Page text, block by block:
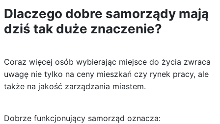
Dlaczego dobre samorządy mają
dziś tak duże znaczenie?
Coraz więcej osób wybierając miejsce do życia zwraca
uwagę nie tylko na ceny mieszkań czy rynek pracy, ale
także na jakość zarządzania miastem.
Dobrze funkcjonujący samorząd oznacza: